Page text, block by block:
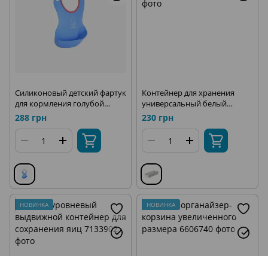
Силиконовый детский фартук
для кормления голубой
Babyhood BH-401B
288 грн
Контейнер для хранения
универсальный белый
Babyhood
230 грн
НОВИНКА НОВИНКА